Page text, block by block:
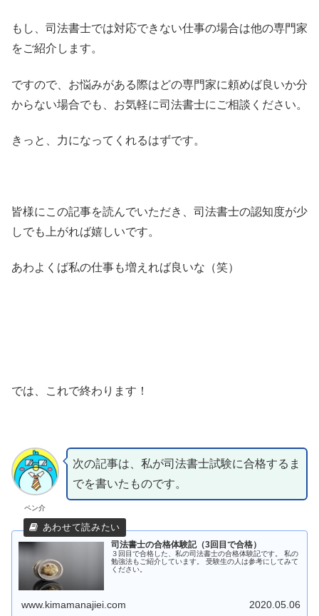
もし、司法書士では対応できない仕事の場合は他の専門家
をご紹介します。
ですので、お悩みがある際はどの専門家に頼めば良いか分
からない場合でも、お気軽に司法書士にご相談ください。
きっと、力になってくれるはずです。
皆様にこの記事を読んでいただき、司法書士の認知度が少
しでも上がれば嬉しいです。
あわよくば私の仕事も増えれば良いな（笑）
では、これで終わります！
ペン介
次の記事は、私が司法書士試験に合格するま
でを書いたものです。
司法書士の合格体験記（3回目で合格）
３回目で合格した、私の司法書士の合格体験記です。 私の
勉強法もご紹介しています。 受験生の人は参考にしてみて
ください。
www.kimamanajiei.com 2020.05.06